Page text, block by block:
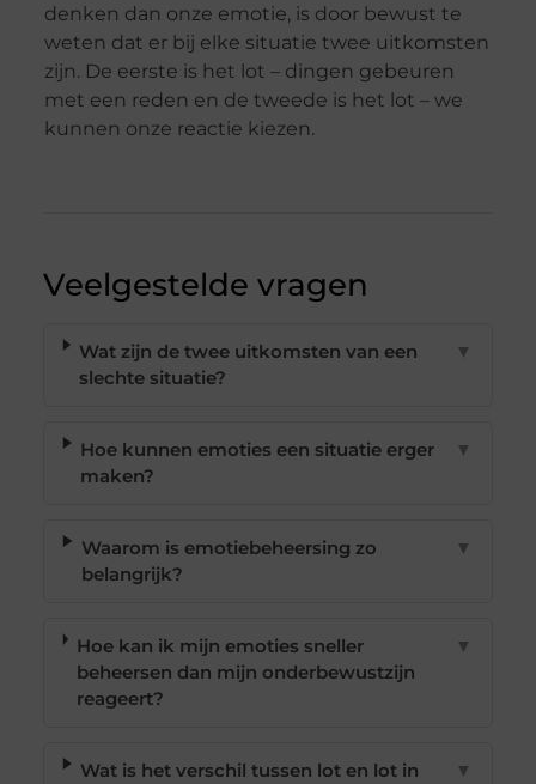
denken dan onze emotie, is door bewust te
weten dat er bij elke situatie twee uitkomsten
zijn. De eerste is het lot – dingen gebeuren
met een reden en de tweede is het lot – we
kunnen onze reactie kiezen.
Veelgestelde vragen
Wat zijn de twee uitkomsten van een
slechte situatie?
▼
Hoe kunnen emoties een situatie erger
maken?
▼
Waarom is emotiebeheersing zo
belangrijk?
▼
Hoe kan ik mijn emoties sneller
beheersen dan mijn onderbewustzijn
reageert?
▼
Wat is het verschil tussen lot en lot in
▼